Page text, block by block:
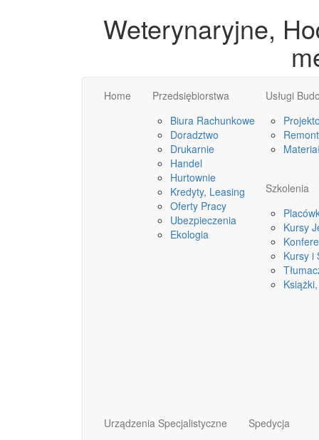
Weterynaryjne,
Home
Przedsiębiorstwa
Biura Rachunkowe
Doradztwo
Drukarnie
Handel
Hurtownie
Kredyty, Leasing
Oferty Pracy
Ubezpieczenia
Ekologia
Usługi
Szkolenia
Kursy
Kursy i
Urządzenia Specjalistyczne
Spedycja